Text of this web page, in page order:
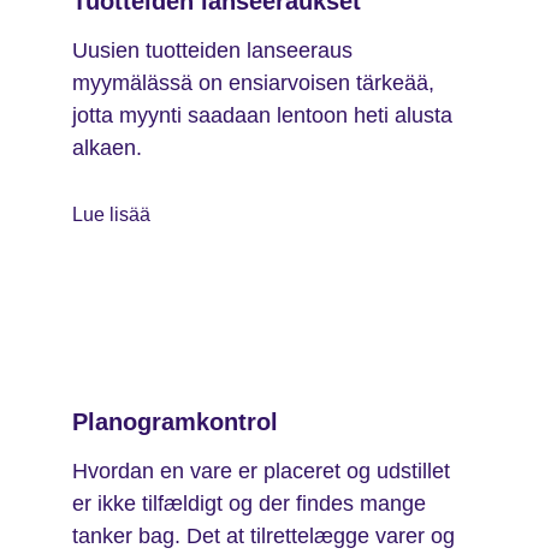
Uusien tuotteiden lanseeraus
myymälässä on ensiarvoisen tärkeää,
jotta myynti saadaan lentoon heti alusta
alkaen.
Lue lisää
Planogramkontrol
Hvordan en vare er placeret og udstillet
er ikke tilfældigt og der findes mange
tanker bag. Det at tilrettelægge varer og